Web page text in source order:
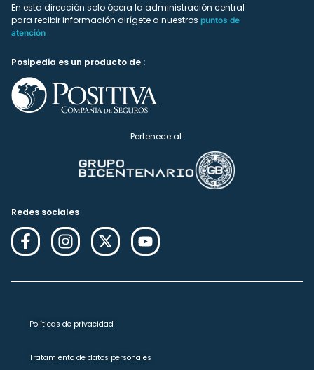
En esta dirección solo ópera la administración central
para recibir información dirígete a nuestros puntos de
atención
Posipedia es un producto de :
Pertenece al:
Redes sociales
Políticas de privacidad
Tratamiento de datos personales